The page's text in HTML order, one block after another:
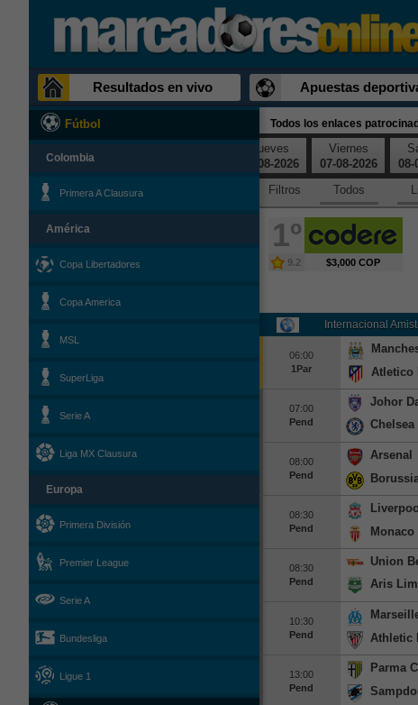
Resultados en vivo Apuestas
Fútbol
Colombia
Primera A Clausura
América
Copa Libertadores
Copa America
MSL
SuperLiga
Serie A
Liga MX Clausura
Europa
Primera División
Premier League
Serie A
Bundesliga
Ligue 1
Todos los enlaces
03-08-2026
04-08-2026
Jueves
06-08-2026
Viernes
07-08-2026
08-
Filtros
Todos
1º
9.2 $3,000 COP
Internacional
06:00
1Par
Atletico
07:00
Pend
Johor
Chelsea
08:00
Pend
Arsenal
08:30
Pend
Monaco
08:30
Pend
Union
Aris
10:30
Pend
Athletic
13:00
Pend
Parma